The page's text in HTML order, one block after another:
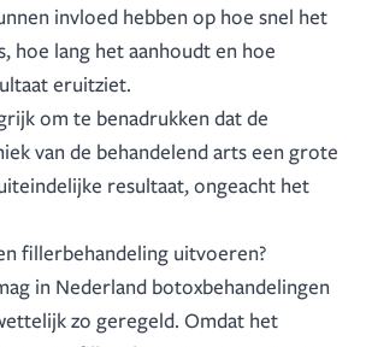
invloed hebben op hoe snel het
hoe lang het aanhoudt en hoe
eruitziet.
om te benadrukken dat de
van de behandelend arts een grote
resultaat, ongeacht het
fillerbehandeling uitvoeren?
in Nederland botoxbehandelingen
zo geregeld. Omdat het